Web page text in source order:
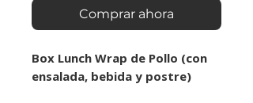
Comprar ahora
Box Lunch Wrap de Pollo (con
ensalada, bebida y postre)